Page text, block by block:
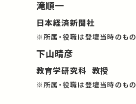
滝順一
日本経済新聞社
※所属・役職は登壇当時のもの
下山晴彦
教育学研究科 教授
※所属・役職は登壇当時のもの